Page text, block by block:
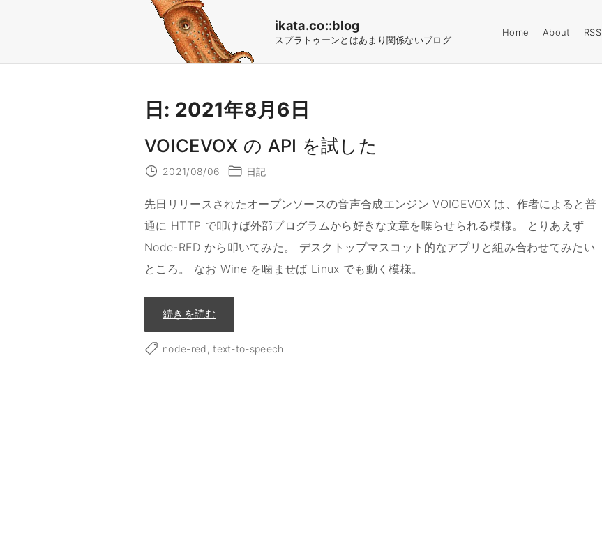
ikata.co::blog
スプラトゥーンとはあまり関係ないブログ
Home About RSS
日: 2021年8月6日
VOICEVOX の API を試した
2021/08/06 日記
先日リリースされたオープンソースの音声合成エンジン VOICEVOX は、作者によると普
通に HTTP で叩けば外部プログラムから好きな文章を喋らせられる模様。 とりあえず
Node-RED から叩いてみた。 デスクトップマスコット的なアプリと組み合わせてみたい
ところ。 なお Wine を噛ませば Linux でも動く模様。
続きを読む
V
O
C
node-red text-to-speech